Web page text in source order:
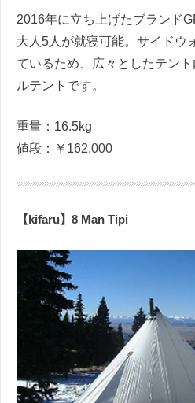
2016年に立ち上げたブランド
大人5人が就寝可能。サイドウ
ているため、広々としたテン
ルテントです。
重量：16.5kg
値段：￥162,000
【kifaru】8 Man Tipi